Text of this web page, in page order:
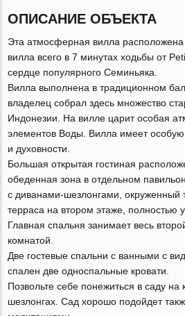
ОПИСАНИЕ ОБЪЕКТА
Эта атмосферная вилла
вилла всего в 7 минутах ходьбы от
сердце популярного Семиньяка.
Вилла выполнена в традиционном
владелец собрал здесь множество
Индонезии. На вилле царит особая
элементов Воды. Вилла имеет особую
и духовности.
Большая открытая гостиная
обеденная зона в отдельном
с диванами-шезлонгами, окруженный
терраса на втором этаже, полностью
Главная спальня занимает весь
комнатой.
Две гостевые спальни с ванными с
спален две односпальные кровати.
Позвольте себе понежиться в саду
шезлонгах. Сад хорошо подойдет